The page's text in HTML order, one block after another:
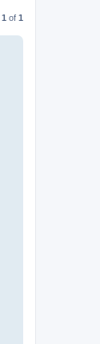
1 of 1